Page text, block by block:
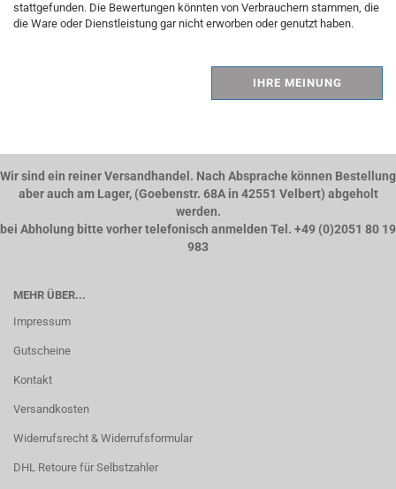
stattgefunden. Die Bewertungen könnten von Verbrauchern stammen, die
die Ware oder Dienstleistung gar nicht erworben oder genutzt haben.
IHRE MEINUNG
Wir sind ein reiner Versandhandel. Nach Absprache können Bestellung
aber auch am Lager, (Goebenstr. 68A in 42551 Velbert) abgeholt
werden.
bei Abholung bitte vorher telefonisch anmelden Tel. +49 (0)2051 80 19
983
MEHR ÜBER...
Impressum
Gutscheine
Kontakt
Versandkosten
Widerrufsrecht & Widerrufsformular
DHL Retoure für Selbstzahler